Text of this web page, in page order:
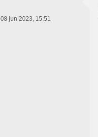
08 jun 2023, 15:51